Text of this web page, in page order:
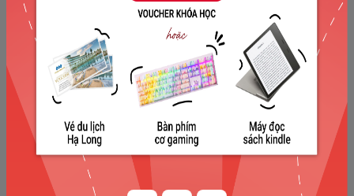
Đăng ký tư vấn ngay